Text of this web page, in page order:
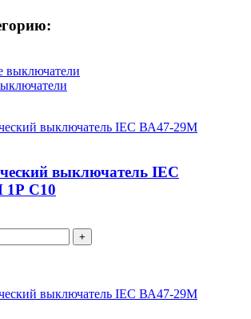
выключатель IEC
1Р С10
+